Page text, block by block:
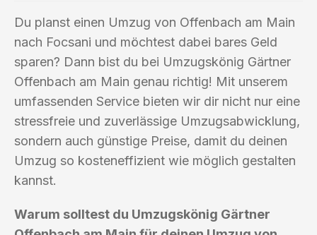
Du planst einen Umzug von Offenbach am Main
nach Focsani und möchtest dabei bares Geld
sparen? Dann bist du bei Umzugskönig Gärtner
Offenbach am Main genau richtig! Mit unserem
umfassenden Service bieten wir dir nicht nur eine
stressfreie und zuverlässige Umzugsabwicklung,
sondern auch günstige Preise, damit du deinen
Umzug so kosteneffizient wie möglich gestalten
kannst.
Warum solltest du Umzugskönig Gärtner